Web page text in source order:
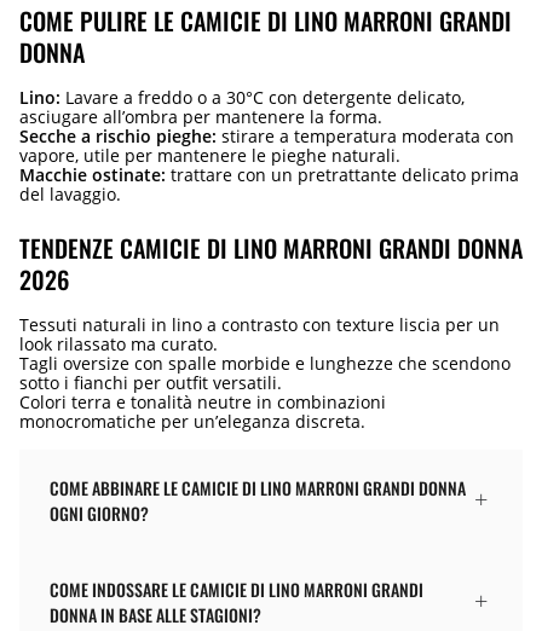
COME PULIRE LE CAMICIE DI LINO MARRONI GRANDI
DONNA
Lino: Lavare a freddo o a 30°C con detergente delicato,
asciugare all’ombra per mantenere la forma.
Secche a rischio pieghe: stirare a temperatura moderata con
vapore, utile per mantenere le pieghe naturali.
Macchie ostinate: trattare con un pretrattante delicato prima
del lavaggio.
TENDENZE CAMICIE DI LINO MARRONI GRANDI DONNA
2026
Tessuti naturali in lino a contrasto con texture liscia per un
look rilassato ma curato.
Tagli oversize con spalle morbide e lunghezze che scendono
sotto i fianchi per outfit versatili.
Colori terra e tonalità neutre in combinazioni
monocromatiche per un’eleganza discreta.
COME ABBINARE LE CAMICIE DI LINO MARRONI GRANDI DONNA
OGNI GIORNO?
COME INDOSSARE LE CAMICIE DI LINO MARRONI GRANDI
DONNA IN BASE ALLE STAGIONI?